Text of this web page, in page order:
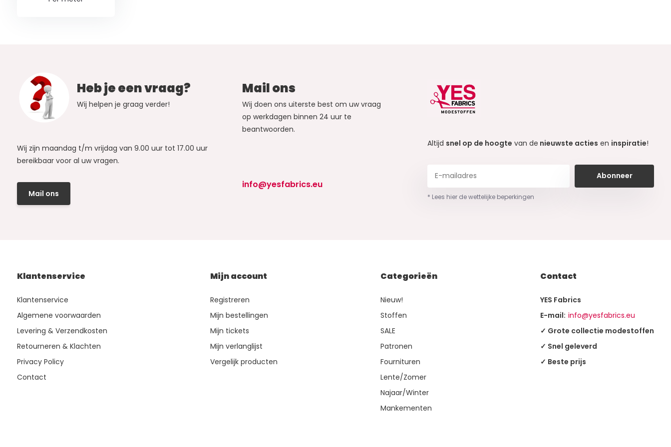
Heb je een vraag?
Wij helpen je graag verder!
Wij zijn maandag t/m vrijdag van 9.00 uur tot 17.00 uur
bereikbaar voor al uw vragen.
Mail ons
Mail ons
Wij doen ons uiterste best om uw vraag
op werkdagen binnen 24 uur te
beantwoorden.
info@yesfabrics.eu
Altijd snel op de hoogte van de nieuwste acties en inspiratie!
Abonneer
* Lees hier de wettelijke beperkingen
Klantenservice
Klantenservice
Algemene voorwaarden
Levering & Verzendkosten
Retourneren & Klachten
Privacy Policy
Contact
Mijn account
Registreren
Mijn bestellingen
Mijn tickets
Mijn verlanglijst
Vergelijk producten
Categorieën
Nieuw!
Stoffen
SALE
Patronen
Fournituren
Lente/Zomer
Najaar/Winter
Mankementen
Contact
YES Fabrics
E-mail: info@yesfabrics.eu
✓ Grote collectie modestoffen
✓ Snel geleverd
✓ Beste prijs